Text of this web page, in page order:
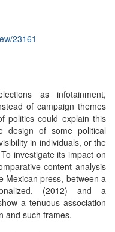
23161
as infotainment,
of campaign themes
politics could explain this
design of some political
in individuals, or the
investigate its impact on
content analysis
Mexican press, between a
(2012) and a
a tenuous association
and such frames.